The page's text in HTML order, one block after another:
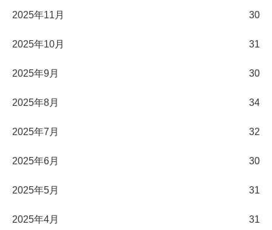
2025年11月 30
2025年10月 31
2025年9月 30
2025年8月 34
2025年7月 32
2025年6月 30
2025年5月 31
2025年4月 31